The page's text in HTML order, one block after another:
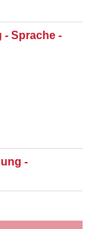
- Sprache -
-